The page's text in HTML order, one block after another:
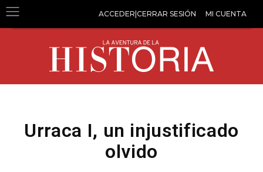
ACCEDER|CERRAR SESIÓN MI CUENTA
Urraca I, un injustificado
olvido